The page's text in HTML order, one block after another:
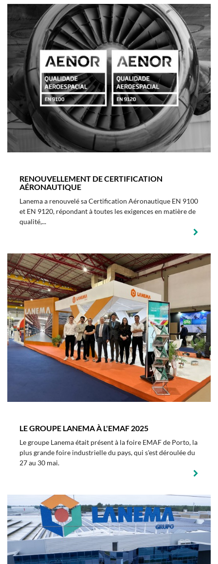
RENOUVELLEMENT DE CERTIFICATION
AÉRONAUTIQUE
Lanema a renouvelé sa Certification Aéronautique EN 9100
et EN 9120, répondant à toutes les exigences en matière de
qualité,...
LE GROUPE LANEMA À L'EMAF 2025
Le groupe Lanema était présent à la foire EMAF de Porto, la
plus grande foire industrielle du pays, qui s'est déroulée du
27 au 30 mai.